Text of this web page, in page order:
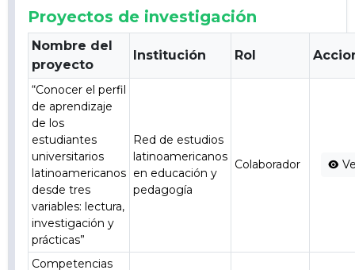
Proyectos de investigación
Nombre del
proyecto
Institución Rol
“Conocer el perfil
de aprendizaje
de los
estudiantes
universitarios
latinoamericanos
desde tres
variables: lectura,
investigación y
prácticas”
Red de estudios
latinoamericanos
en educación y
pedagogía
Colaborador
Competencias